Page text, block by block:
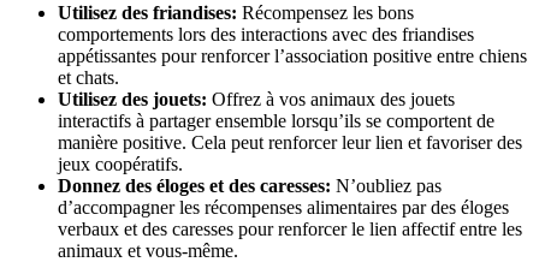
Utilisez des friandises: Récompensez les bons
comportements lors des interactions avec des friandises
appétissantes pour renforcer l’association positive entre chiens
et chats.
Utilisez des jouets: Offrez à vos animaux des jouets
interactifs à partager ensemble lorsqu’ils se comportent de
manière positive. Cela peut renforcer leur lien et favoriser des
jeux coopératifs.
Donnez des éloges et des caresses: N’oubliez pas
d’accompagner les récompenses alimentaires par des éloges
verbaux et des caresses pour renforcer le lien affectif entre les
animaux et vous-même.